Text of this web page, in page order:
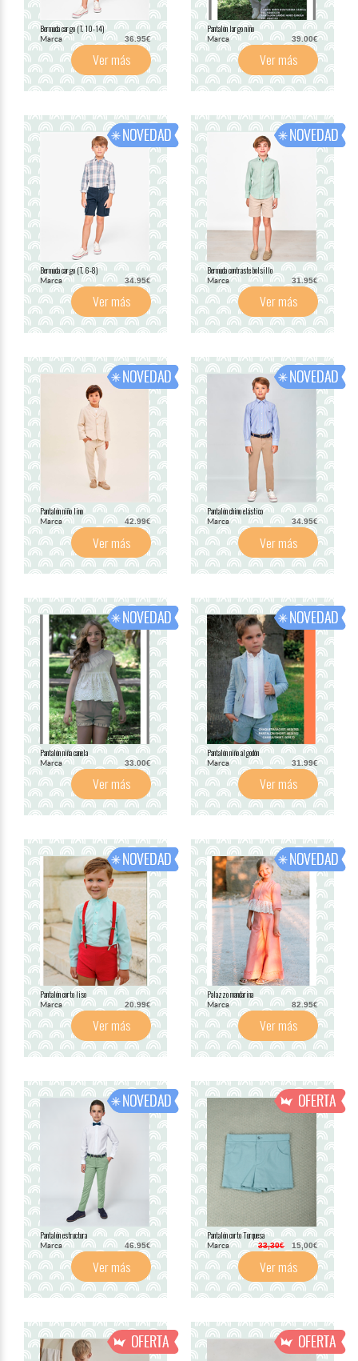
Bermuda cargo (T. 10-14)
Marca 36.95€
Ver más
Pantalón largo niño
Marca 39.00€
Ver más
Bermuda cargo (T. 6-8)
Marca 34.95€
Ver más
Bermuda contraste bolsillo
Marca 31.95€
Ver más
Pantalón niño lino
Marca 42.99€
Ver más
Pantalón chino elástico
Marca 34.95€
Ver más
Pantalón niña canela
Marca 33.00€
Ver más
Pantalón niño algodón
Marca 31.99€
Ver más
Pantalón corto liso
Marca 20.99€
Ver más
Palazzo mandarina
Marca 82.95€
Ver más
Pantalón estructura
Marca 46.95€
Ver más
Pantalón corto Turquesa
Marca 33,30€ 15,00€
Ver más